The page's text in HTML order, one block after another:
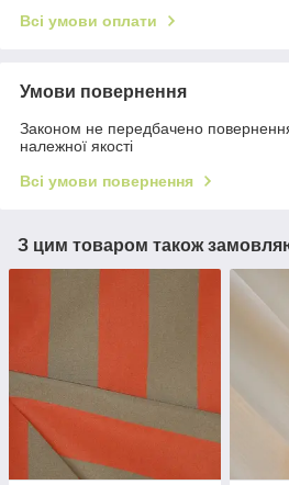
Всі умови оплати
Умови повернення
Законом не передбачено
належної якості
Всі умови повернення
З цим товаром також